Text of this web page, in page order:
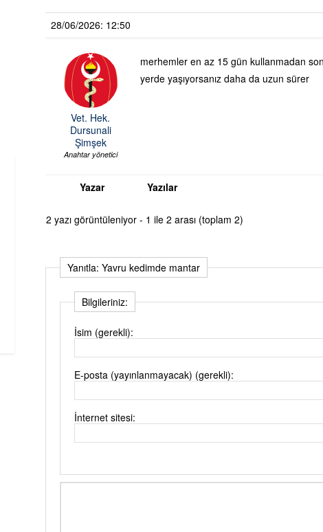
28/06/2026: 12:50
Vet. Hek.
Dursunali
Şimşek
Anahtar yönetici
merhemler en az 15 gün kullanmadan
yerde yaşıyorsanız daha da uzun sürer
Yazar Yazılar
2 yazı görüntüleniyor - 1 ile 2 arası (toplam 2)
Yanıtla: Yavru kedimde mantar
Bilgileriniz:
İsim (gerekli):
E-posta (yayınlanmayacak) (gerekli):
İnternet sitesi: